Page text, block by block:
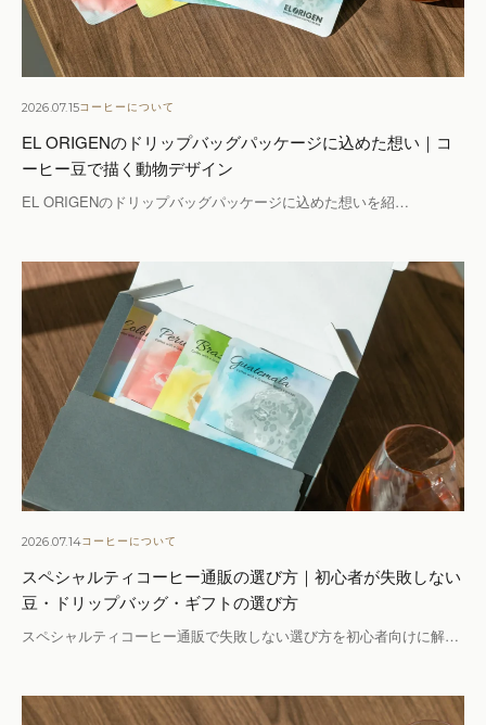
2026.07.15コーヒーについて
EL ORIGENのドリップバッグパッケージに込めた想い｜コ
ーヒー豆で描く動物デザイン
EL ORIGENのドリップバッグパッケージに込めた想いを紹…
2026.07.14コーヒーについて
スペシャルティコーヒー通販の選び方｜初心者が失敗しない
豆・ドリップバッグ・ギフトの選び方
スペシャルティコーヒー通販で失敗しない選び方を初心者向けに解…